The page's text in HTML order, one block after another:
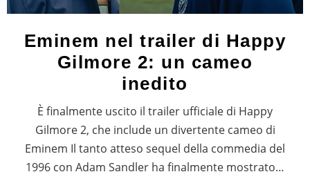
Eminem nel trailer di Happy
Gilmore 2: un cameo
inedito
È finalmente uscito il trailer ufficiale di Happy
Gilmore 2, che include un divertente cameo di
Eminem Il tanto atteso sequel della commedia del
1996 con Adam Sandler ha finalmente mostrato…